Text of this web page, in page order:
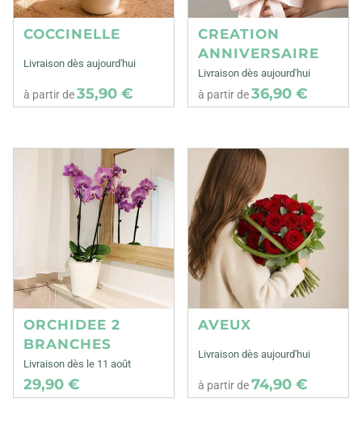
COCCINELLE
Livraison dès aujourd'hui
à partir de35,90 €
CREATION
ANNIVERSAIRE
Livraison dès aujourd'hui
à partir de36,90 €
ORCHIDEE 2
BRANCHES
Livraison dès le 11 août
29,90 €
AVEUX
Livraison dès aujourd'hui
à partir de74,90 €